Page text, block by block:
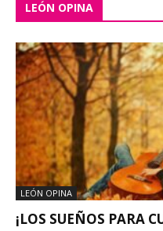
LEÓN OPINA
LEÓN OPINA
¡LOS SUEÑOS PARA